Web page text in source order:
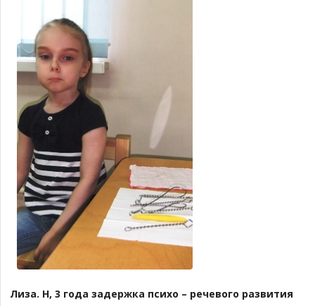
Лиза. Н, 3 года задержка психо – речевого развития